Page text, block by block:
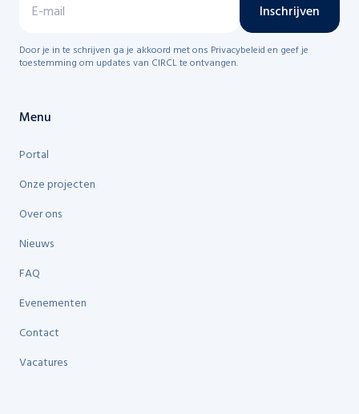
Inschrijven
Door je in te schrijven ga je akkoord met ons Privacybeleid en geef je
toestemming om updates van CIRCL te ontvangen.
Menu
Portal
Onze projecten
Over ons
Nieuws
FAQ
Evenementen
Contact
Vacatures